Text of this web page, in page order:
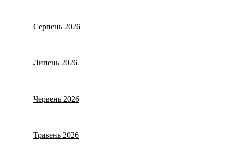
Серпень 2026
Липень 2026
Червень 2026
Травень 2026